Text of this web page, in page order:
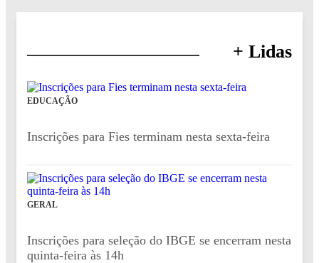
+ Lidas
EDUCAÇÃO
Inscrições para Fies terminam nesta sexta-feira
GERAL
Inscrições para seleção do IBGE se encerram nesta
quinta-feira às 14h